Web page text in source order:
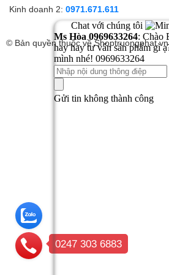
Kinh doanh 2: 0971.671.611
© Bản quyền thuộc vềShoptruongphat.vn
0247 303 6883